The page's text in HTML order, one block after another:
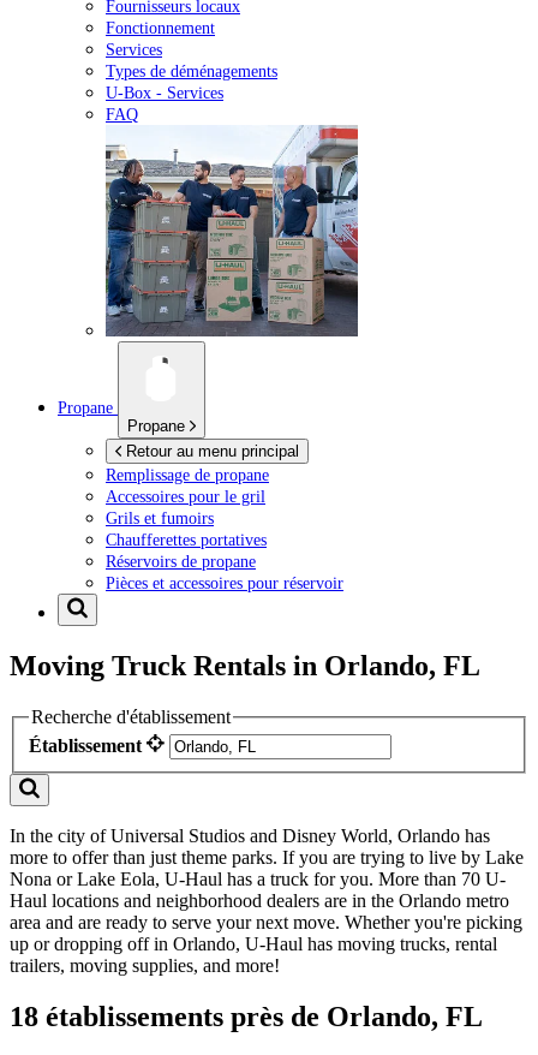
Fournisseurs locaux
Fonctionnement
Services
Types de déménagements
U-Box - Services
FAQ
Propane
Propane
Retour au menu principal
Remplissage de propane
Accessoires pour le gril
Grils et fumoirs
Chaufferettes portatives
Réservoirs de propane
Pièces et accessoires pour réservoir
Moving Truck Rentals in Orlando, FL
Recherche d'établissement
Établissement
In the city of Universal Studios and Disney World, Orlando has
more to offer than just theme parks. If you are trying to live by Lake
Nona or Lake Eola, U-Haul has a truck for you. More than 70 U-
Haul locations and neighborhood dealers are in the Orlando metro
area and are ready to serve your next move. Whether you're picking
up or dropping off in Orlando, U-Haul has moving trucks, rental
trailers, moving supplies, and more!
18 établissements près de Orlando, FL